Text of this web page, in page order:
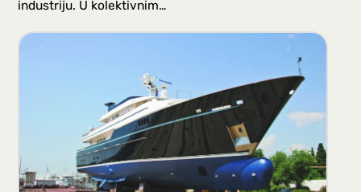
industriju. U kolektivnim…